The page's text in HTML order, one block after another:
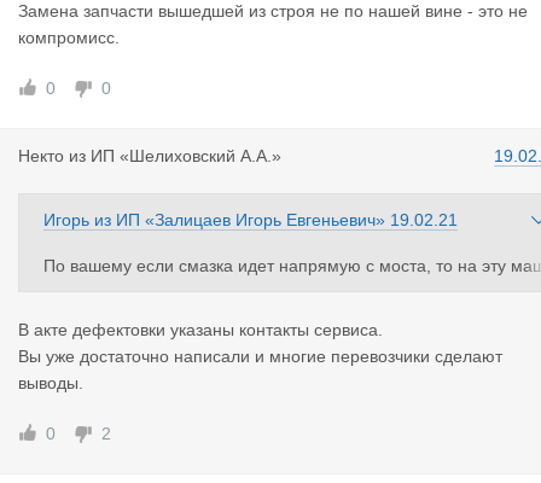
Замена запчасти вышедшей из строя не по нашей вине - это не
компромисс.
0 0
Некто из ИП «Шелиховский А.А.»
Игорь из ИП «Залицаев Игорь Евгеньевич» 19.02.21
По вашему если смазка идет напрямую с моста, то на эту
апример. Напишите адрес и название сервиса, есть ли у них
ертификаты и подтверждение о квалификации слесарей?
Вин не надо, подобрано правильно.
лючения, о том, что деталь не качественная, это не очевидно.
В акте дефектовки указаны контакты сервиса.
Вы уже достаточно написали и многие перевозчики сделают
выводы.
0 2